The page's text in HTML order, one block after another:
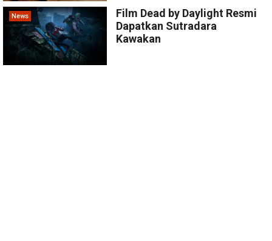
News
Film Dead by Daylight Resmi
Dapatkan Sutradara
Kawakan